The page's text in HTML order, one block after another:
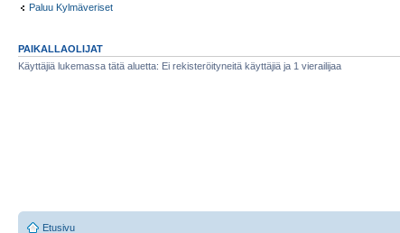
Paluu Kylmäveriset
PAIKALLAOLIJAT
Käyttäjiä lukemassa tätä aluetta: Ei rekisteröityneitä käyttäjiä ja 1 vierailijaa
Etusivu